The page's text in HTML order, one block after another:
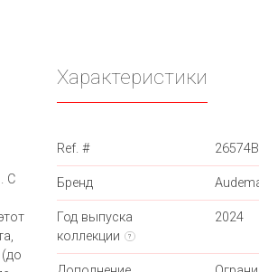
С
Характеристики
Ref. #
Бренд
Год выпуска
коллекции
?
2024